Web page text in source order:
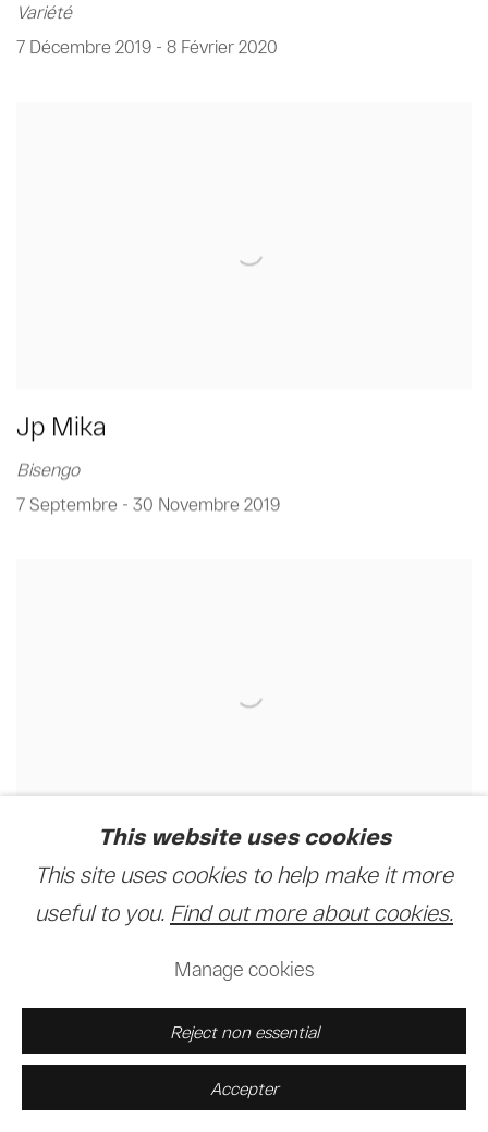
Variété
7 Décembre 2019 - 8 Février 2020
Jp Mika
Bisengo
7 Septembre - 30 Novembre 2019
Na Kinshasa Eza Possible
This website uses cookies
This site uses cookies to help make it more
useful to you. Find out more about cookies.
Manage cookies
Reject non essential
Accepter